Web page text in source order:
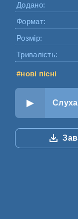
Додано:
Формат:
Розмір:
Тривалість:
#нові пісні